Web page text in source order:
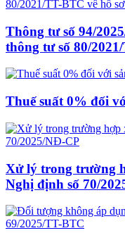
Thông tư số 94/
thông tư số 80/
Thuế suất 0% đối
Xử lý trong trường
Nghị định số 70/